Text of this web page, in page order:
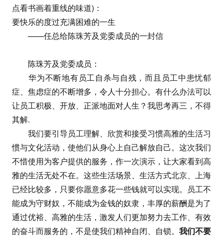
点看书画着重线的味道)：
要快乐的度过充满困难的一生
——任总给陈珠芳及党委成员的一封信
陈珠芳及党委成员：
华为不断地有员工自杀与自残，而且员工中患忧郁
症、焦虑症的不断增多，令人十分担心。有什么办法可以
让员工积极、开放、正派地面对人生？我思考再三，不得
其解.
我们要引导员工理解、欣赏和接受习惯高雅的生活习
惯与文化活动，使他们从身心上自己解放自己。这次我们
不惜使用为客户提供的服务，作一次演示，让大家看到高
雅的生活无处不在。这些生活场景、生活方式北京、上海
已经比较多，只要你愿意多花一些钱就可以实现。员工不
能成为守财奴，不能成为金钱的奴隶，丰厚的薪酬是为了
通过优裕、高雅的生活，激发人们更加努力去工作、有效
的奋斗而服务的，不是使我们精神自闭、自锁。 我们不要